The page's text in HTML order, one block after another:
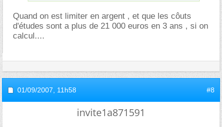
Quand on est limiter en argent , et que les côuts
d'études sont a plus de 21 000 euros en 3 ans , si on
calcul....
01/09/2007, 11h58 #8
invite1a871591